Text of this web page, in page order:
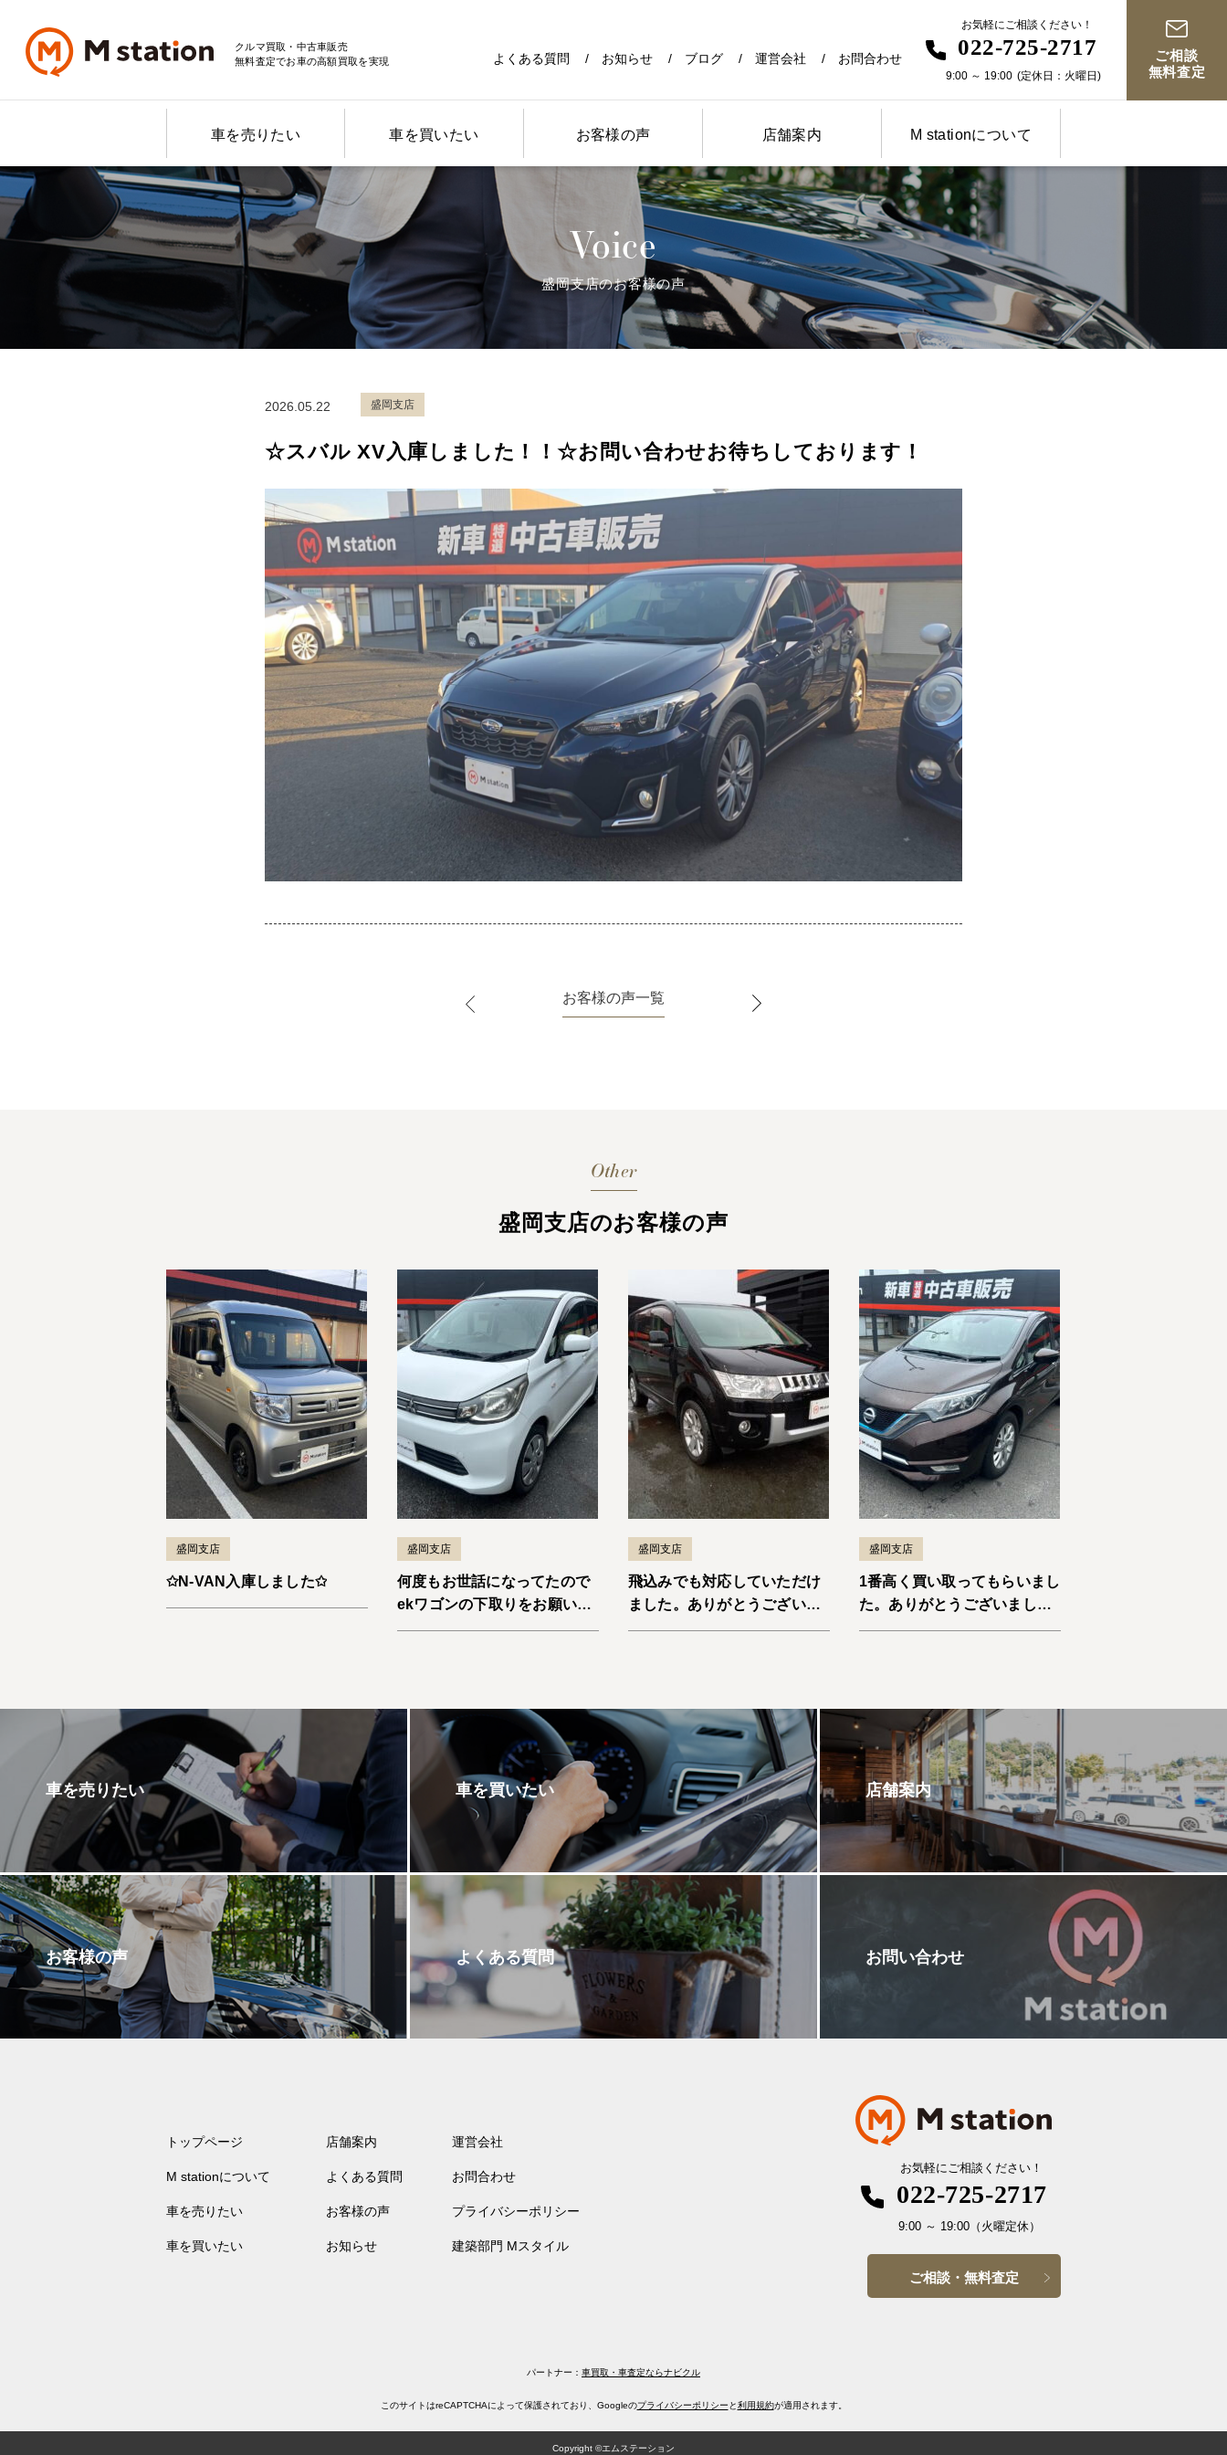
クルマ買取・中古車販売
無料査定でお車の高額買取を実現
よくある質問 お知らせ ブログ 運営会社 お問合わせ
お気軽にご相談ください！
022-725-2717
9:00 ～ 19:00 (定休日：火曜日)
ご相談
無料査定
車を売りたい 車を買いたい お客様の声 店舗案内 M stationについて
Voice
盛岡支店のお客様の声
2026.05.22 盛岡支店
☆スバル XV入庫しました！！☆お問い合わせお待ちしております！
お客様の声一覧
Other
盛岡支店のお客様の声
盛岡支店
✩N-VAN入庫しました✩
盛岡支店
何度もお世話になってたので
ekワゴンの下取りをお願いし
ました。納車までスムーズで
盛岡支店
飛込みでも対応していただけ
ました。ありがとうございま
した。デリカD:5
盛岡支店
1番高く買い取ってもらいまし
た。ありがとうございまし
た。ノートe-Power
車を売りたい 車を買いたい 店舗案内
お客様の声 よくある質問 お問い合わせ
トップページ
M stationについて
車を売りたい
車を買いたい
店舗案内
よくある質問
お客様の声
お知らせ
運営会社
お問合わせ
プライバシーポリシー
建築部門 Mスタイル
お気軽にご相談ください！
022-725-2717
9:00 ～ 19:00 （火曜定休）
ご相談・無料査定
パートナー： 車買取・車査定ならナビクル
このサイトはreCAPTCHAによって保護されており、 Googleのプライバシーポリシーと利用規約が適用されます。
Copyright ©エムステーション